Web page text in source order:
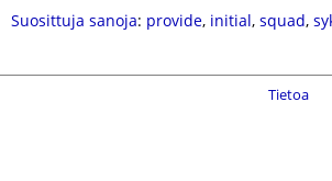
Suosittuja sanoja: provide, initial, squad,
Tietoa